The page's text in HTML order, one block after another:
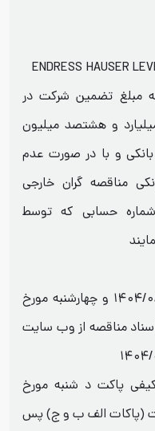
ENDRESS HAUSER
مبلغ تضمین شرکت در
ریال یک میلیارد و هشتصد میلیون
و با در صورت عدم
مناقصه گران خارجی
یورو به شماره حسابی که توسط
تاریخ درج آگهی دوشنبه مورخ ۱۴۰۴/۰۸/۱۲ و چهارشنبه مورخ
اسناد مناقصه از وب سایت
کیفی پاکت د شنبه مورخ
(پاکات الف ب و ج) پس